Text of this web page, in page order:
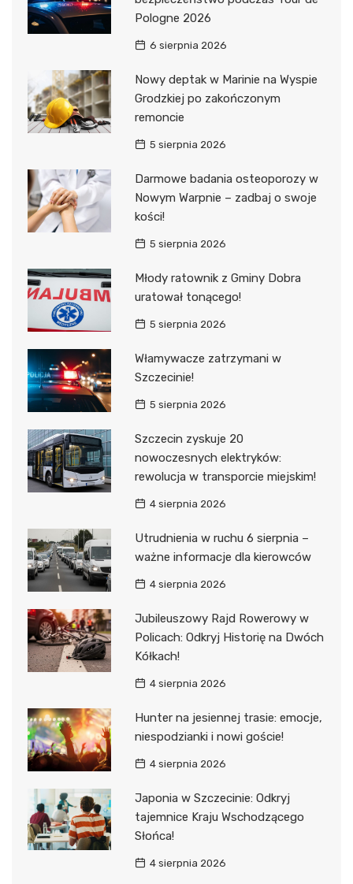
Pologne 2026
6 sierpnia 2026
Nowy deptak w Marinie na Wyspie
Grodzkiej po zakończonym
remoncie
5 sierpnia 2026
Darmowe badania osteoporozy w
Nowym Warpnie – zadbaj o swoje
kości!
5 sierpnia 2026
Młody ratownik z Gminy Dobra
uratował tonącego!
5 sierpnia 2026
Włamywacze zatrzymani w
Szczecinie!
5 sierpnia 2026
Szczecin zyskuje 20
nowoczesnych elektryków:
rewolucja w transporcie miejskim!
4 sierpnia 2026
Utrudnienia w ruchu 6 sierpnia –
ważne informacje dla kierowców
4 sierpnia 2026
Jubileuszowy Rajd Rowerowy w
Policach: Odkryj Historię na Dwóch
Kółkach!
4 sierpnia 2026
Hunter na jesiennej trasie: emocje,
niespodzianki i nowi goście!
4 sierpnia 2026
Japonia w Szczecinie: Odkryj
tajemnice Kraju Wschodzącego
Słońca!
4 sierpnia 2026